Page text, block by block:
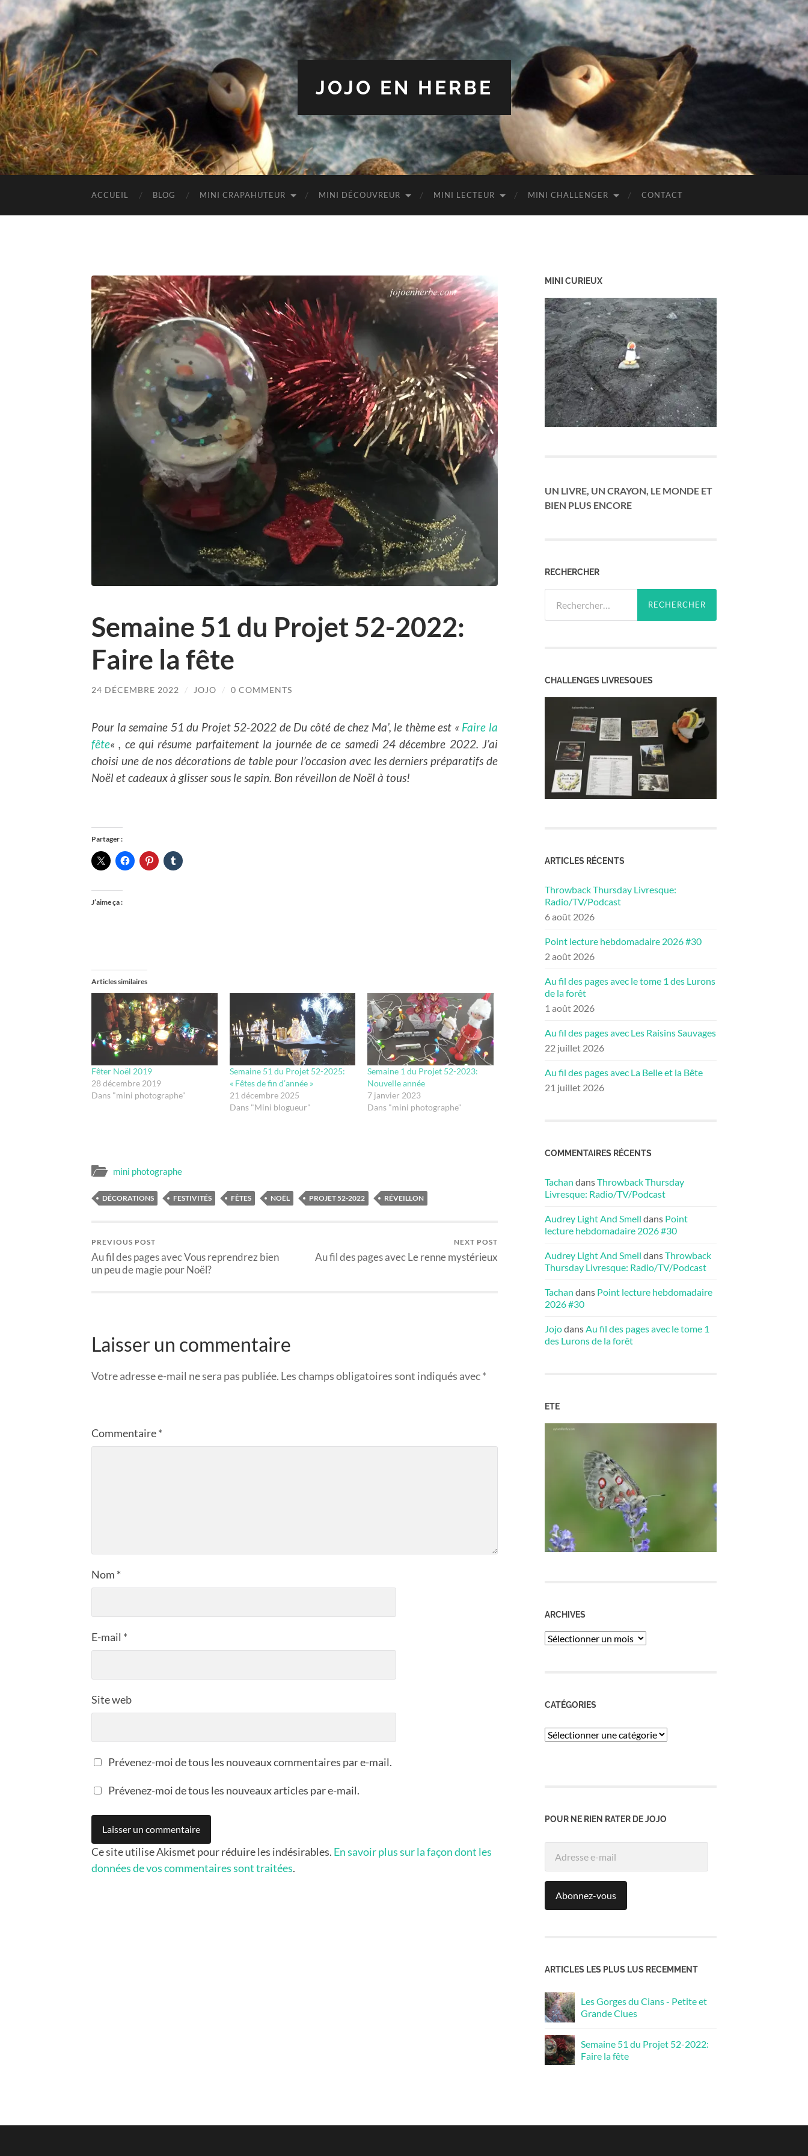
JOJO EN HERBE
ACCUEIL BLOG MINI CRAPAHUTEUR MINI DÉCOUVREUR MINI LECTEUR MINI CHALLENGER CONTACT
Semaine 51 du Projet 52-2022:
Faire la fête
24 DÉCEMBRE 2022 / JOJO / 0 COMMENTS
Pour la semaine 51 du Projet 52-2022 de Du côté de chez Ma’, le thème est « Faire la
fête« , ce qui résume parfaitement la journée de ce samedi 24 décembre 2022. J’ai
choisi une de nos décorations de table pour l’occasion avec les derniers préparatifs de
Noël et cadeaux à glisser sous le sapin. Bon réveillon de Noël à tous!
Partager :
J’aime ça :
Articles similaires
Fêter Noël 2019
28 décembre 2019
Dans "mini photographe"
Semaine 51 du Projet 52-2025:
« Fêtes de fin d’année »
21 décembre 2025
Dans "Mini blogueur"
Semaine 1 du Projet 52-2023:
Nouvelle année
7 janvier 2023
Dans "mini photographe"
mini photographe
DÉCORATIONS FESTIVITÉS FÊTES NOËL PROJET 52-2022 RÉVEILLON
PREVIOUS POST
Au fil des pages avec Vous reprendrez bien
un peu de magie pour Noël?
NEXT POST
Au fil des pages avec Le renne mystérieux
Laisser un commentaire
Votre adresse e-mail ne sera pas publiée. Les champs obligatoires sont indiqués avec*
Commentaire*
Nom *
E-mail *
Site web
Prévenez-moi de tous les nouveaux commentaires par e-mail.
Prévenez-moi de tous les nouveaux articles par e-mail.
Ce site utilise Akismet pour réduire les indésirables. En savoir plus sur la façon dont les
données de vos commentaires sont traitées.
MINI CURIEUX
UN LIVRE, UN CRAYON, LE MONDE ET
BIEN PLUS ENCORE
RECHERCHER
CHALLENGES LIVRESQUES
ARTICLES RÉCENTS
Throwback Thursday Livresque:
Radio/TV/Podcast
6 août 2026
Point lecture hebdomadaire 2026 #30
2 août 2026
Au fil des pages avec le tome 1 des Lurons
de la forêt
1 août 2026
Au fil des pages avec Les Raisins Sauvages
22 juillet 2026
Au fil des pages avec La Belle et la Bête
21 juillet 2026
COMMENTAIRES RÉCENTS
Tachan dansThrowback Thursday
Livresque: Radio/TV/Podcast
Audrey Light And Smell dans Point
lecture hebdomadaire 2026 #30
Audrey Light And Smell dansThrowback
Thursday Livresque: Radio/TV/Podcast
Tachan dans Point lecture hebdomadaire
2026 #30
JojodansAu fil des pages avec le tome 1
des Lurons de la forêt
ETE
ARCHIVES
ARCHIVES
CATÉGORIES
Catégories
POUR NE RIEN RATER DE JOJO
Abonnez-vous
ARTICLES LES PLUS LUS RECEMMENT
Les Gorges du Cians - Petite et
Grande Clues
Semaine 51 du Projet 52-2022:
Faire la fête